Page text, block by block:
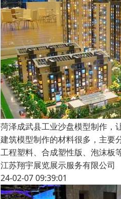
菏泽成武县工业沙盘模型制作，
建筑模型制作的材料很多，主要
工程塑料、合成塑性版、泡沫板
江苏翔宇展览展示服务有限公司
24-02-07 09:39:01